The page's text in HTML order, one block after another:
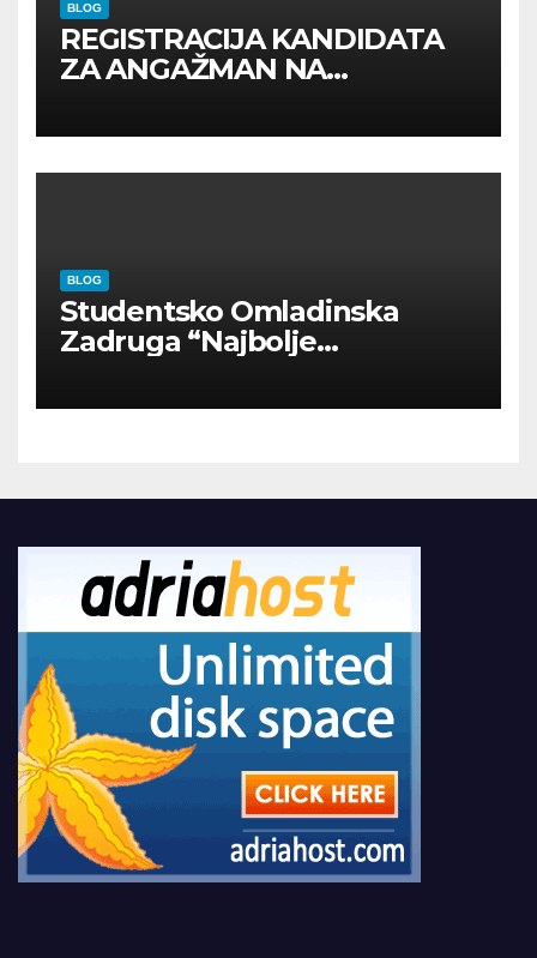
BLOG
REGISTRACIJA KANDIDATA
ZA ANGAŽMAN NA
BLOG
Studentsko Omladinska
Zadruga “Najbolje